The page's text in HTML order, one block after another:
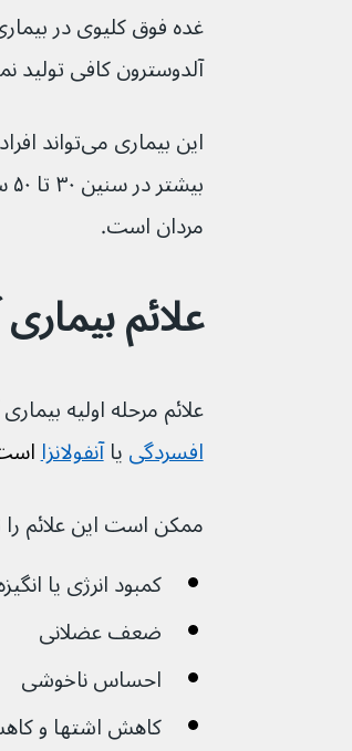
آلدوسترون کافی تولید
این بیماری
مردان است.
علائم
علائم مرحله اولیه بیماری
افسردگی یا آنفولانزا
ممکن است این علائم را
کمبود انرژی یا
ضعف عضلانی
احساس ناخوشی
کاهش اشتها و